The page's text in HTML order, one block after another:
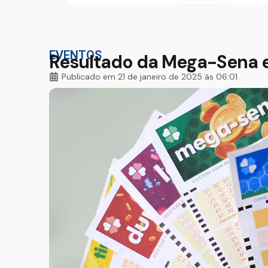
EVENTOS
Resultado da Mega-Sena
Publicado em 21 de janeiro de 2025 às 06:01